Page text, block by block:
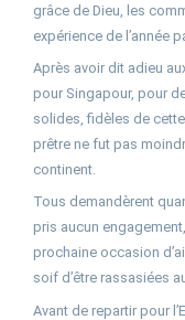
grâce de Dieu, les
expérience de l’année
Après avoir dit adieu
pour Singapour, pour
solides, fidèles de
prêtre ne fut pas
continent.
Tous demandèrent
pris aucun
prochaine occasion
soif d’être rassasiées
Avant de repartir pour